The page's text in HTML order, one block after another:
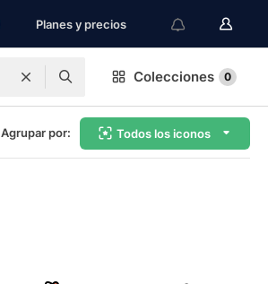
Planes y precios
Colecciones 0
Agrupar por: Todos los iconos